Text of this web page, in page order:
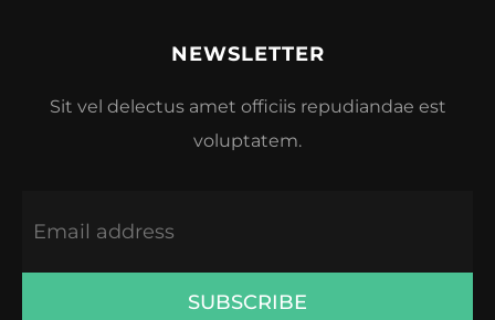
NEWSLETTER
Sit vel delectus amet officiis repudiandae est
voluptatem.
SUBSCRIBE